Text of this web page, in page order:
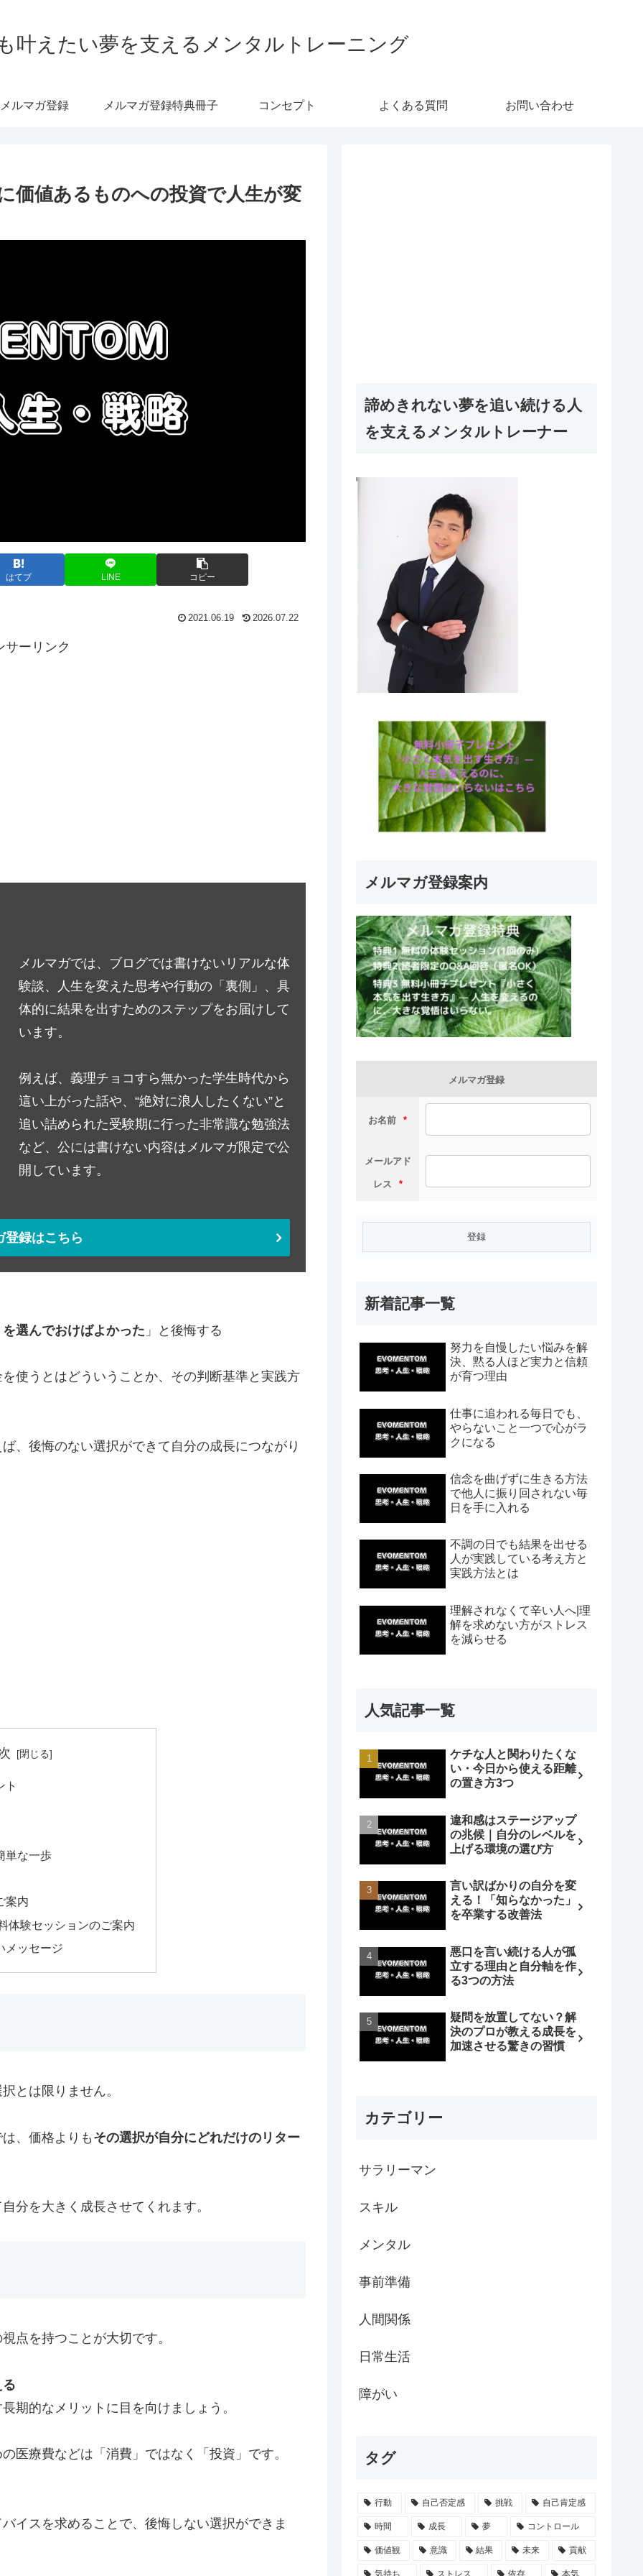
叶えたい夢を支えるメンタルトレーニング
メルマガ登録 メルマガ登録特典冊子 コンセプト よくある質問 お問い合わせ
価値あるものへの投資で人生が変
はてブ LINE コピー
2021.06.19 2026.07.22
サーリンク
メルマガでは、ブログでは書けないリアルな体
験談、人生を変えた思考や行動の「裏側」、具
体的に結果を出すためのステップをお届けして
います。
例えば、義理チョコすら無かった学生時代から
這い上がった話や、“絶対に浪人したくない”と
追い詰められた受験期に行った非常識な勉強法
など、公には書けない内容はメルマガ限定で公
開しています。
登録はこちら
選んでおけばよかった 」と後悔する
使うとはどういうことか、その判断基準と実践方
、後悔のない選択ができて自分の成長につながり
ト
単な一歩
案内
体験セッションのご案内
メッセージ
とは限りません。
、価格よりもその選択が自分にどれだけのリター
分を大きく成長させてくれます。
点を持つことが大切です。
期的なメリットに目を向けましょう。
医療費などは「消費」ではなく「投資」です。
イスを求めることで、後悔しない選択ができま
諦めきれない夢を追い続ける人
を支えるメンタルトレーナー
メルマガ登録案内
メルマガ登録
お名前 *
メールアド
レス *
新着記事一覧
努力を自慢したい悩みを解
決、黙る人ほど実力と信頼
が育つ理由
仕事に追われる毎日でも、
やらないこと一つで心がラ
クになる
信念を曲げずに生きる方法
で他人に振り回されない毎
日を手に入れる
不調の日でも結果を出せる
人が実践している考え方と
実践方法とは
理解されなくて辛い人へ|理
解を求めない方がストレス
を減らせる
人気記事一覧
ケチな人と関わりたくな
い・今日から使える距離
の置き方3つ
違和感はステージアップ
の兆候｜自分のレベルを
上げる環境の選び方
言い訳ばかりの自分を変
える！「知らなかった」
を卒業する改善法
悪口を言い続ける人が孤
立する理由と自分軸を作
る3つの方法
疑問を放置してない？解
決のプロが教える成長を
加速させる驚きの習慣
カテゴリー
サラリーマン
スキル
メンタル
事前準備
人間関係
日常生活
障がい
タグ
行動 自己否定感 挑戦 自己肯定感
時間 成長 夢 コントロール
価値観 意識 結果 未来 貢献